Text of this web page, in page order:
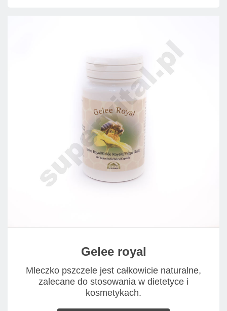
Gelee royal
Mleczko pszczele jest całkowicie naturalne,
zalecane do stosowania w dietetyce i
kosmetykach.